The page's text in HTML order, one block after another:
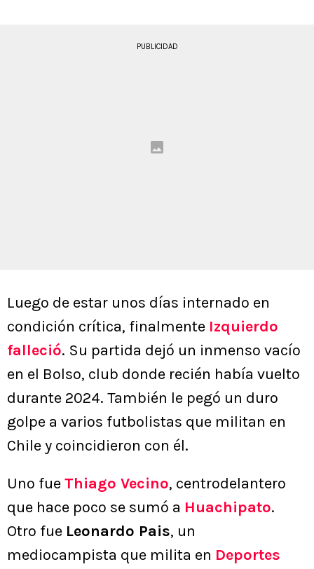
PUBLICIDAD
Luego de estar unos días internado en
condición crítica, finalmente Izquierdo
falleció. Su partida dejó un inmenso vacío
en el Bolso, club donde recién había vuelto
durante 2024. También le pegó un duro
golpe a varios futbolistas que militan en
Chile y coincidieron con él.
Uno fueThiago Vecino, centrodelantero
que hace poco se sumó a Huachipato.
Otro fue Leonardo Pais, un
mediocampista que milita en Deportes